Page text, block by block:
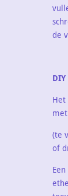
de
DIY
Het
(te
of